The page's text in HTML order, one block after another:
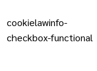
cookielawinfo-
checkbox-functional